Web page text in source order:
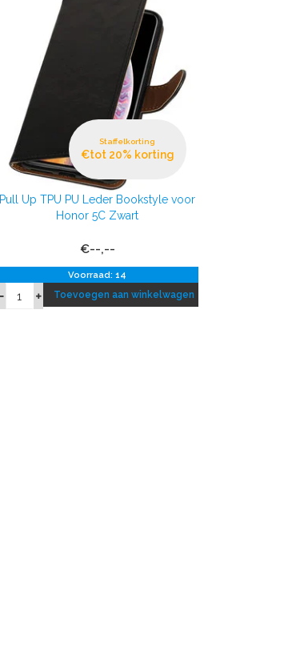
Staffelkorting
€tot 20% korting
Pull Up TPU PU Leder Bookstyle voor
Honor 5C Zwart
€--,--
Voorraad: 14
Toevoegen aan winkelwagen